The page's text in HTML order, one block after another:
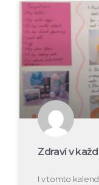
Zdraví v
I v tomto